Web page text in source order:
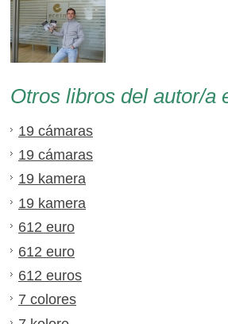
Otros libros del autor/a
19 cámaras
19 cámaras
19 kamera
19 kamera
612 euro
612 euro
612 euros
7 colores